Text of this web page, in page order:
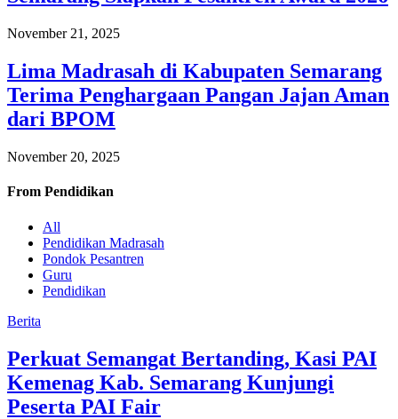
November 21, 2025
Lima Madrasah di Kabupaten Semarang
Terima Penghargaan Pangan Jajan Aman
dari BPOM
November 20, 2025
From Pendidikan
All
Pendidikan Madrasah
Pondok Pesantren
Guru
Pendidikan
Berita
Perkuat Semangat Bertanding, Kasi PAI
Kemenag Kab. Semarang Kunjungi
Peserta PAI Fair